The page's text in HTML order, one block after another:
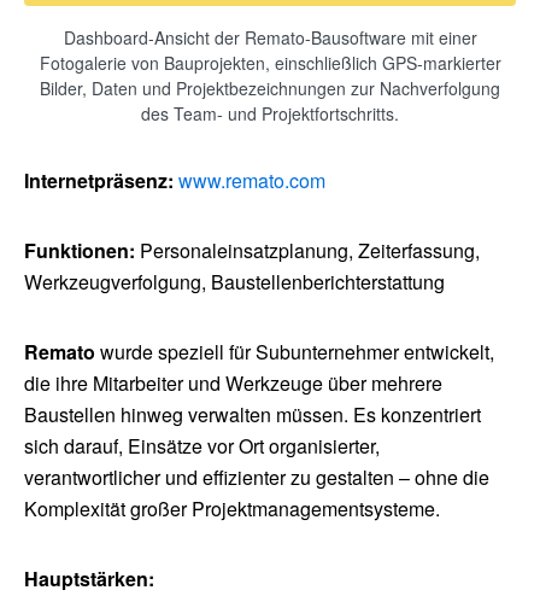
Dashboard-Ansicht der Remato-Bausoftware mit einer
Fotogalerie von Bauprojekten, einschließlich GPS-markierter
Bilder, Daten und Projektbezeichnungen zur Nachverfolgung
des Team- und Projektfortschritts.
Internetpräsenz: www.remato.com
Funktionen: Personaleinsatzplanung, Zeiterfassung,
Werkzeugverfolgung, Baustellenberichterstattung
Remato wurde speziell für Subunternehmer entwickelt,
die ihre Mitarbeiter und Werkzeuge über mehrere
Baustellen hinweg verwalten müssen. Es konzentriert
sich darauf, Einsätze vor Ort organisierter,
verantwortlicher und effizienter zu gestalten – ohne die
Komplexität großer Projektmanagementsysteme.
Hauptstärken: